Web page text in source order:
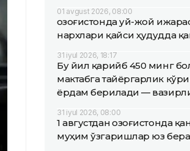
01 avgust 2026, 08:00
Қозоғистонда уй-жой
нархлари қайси ҳудудда
31 iyul 2026, 18:17
Бу йил қарийб 450 минг
мактабга тайёргарлик
ёрдам берилади —
31 iyul 2026, 08:00
1 августдан Қозоғистонда
муҳим ўзгаришлар юз